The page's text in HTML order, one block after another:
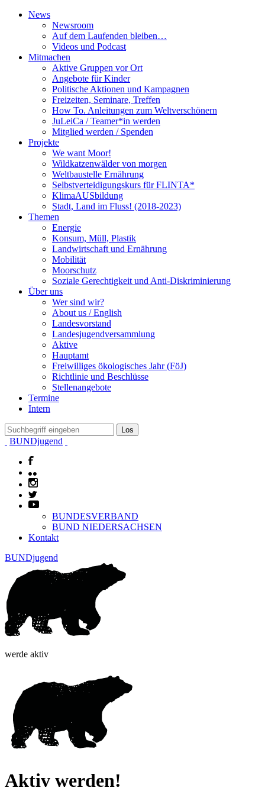
News
Newsroom
Auf dem Laufenden bleiben…
Videos und Podcast
Mitmachen
Aktive Gruppen vor Ort
Angebote für Kinder
Politische Aktionen und Kampagnen
Freizeiten, Seminare, Treffen
How To. Anleitungen zum Weltverschönern
JuLeiCa / Teamer*in werden
Mitglied werden / Spenden
Projekte
We want Moor!
Wildkatzenwälder von morgen
Weltbaustelle Ernährung
Selbstverteidigungskurs für FLINTA*
KlimaAUSbildung
Stadt, Land im Fluss! (2018-2023)
Themen
Energie
Konsum, Müll, Plastik
Landwirtschaft und Ernährung
Mobilität
Moorschutz
Soziale Gerechtigkeit und Anti-Diskriminierung
Über uns
Wer sind wir?
About us / English
Landesvorstand
Landesjugendversammlung
Aktive
Hauptamt
Freiwilliges ökologisches Jahr (FöJ)
Richtlinie und Beschlüsse
Stellenangebote
Termine
Intern
BUNDjugend
BUNDESVERBAND
BUND NIEDERSACHSEN
Kontakt
BUNDjugend
werde aktiv
Aktiv werden!